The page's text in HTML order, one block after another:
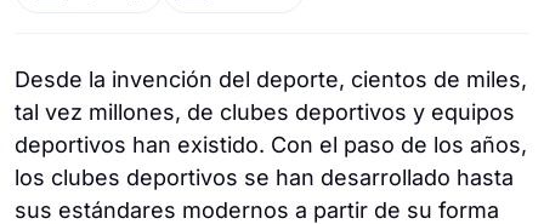
Desde la invención del deporte, cientos de miles,
tal vez millones, de clubes deportivos y equipos
deportivos han existido. Con el paso de los años,
los clubes deportivos se han desarrollado hasta
sus estándares modernos a partir de su forma